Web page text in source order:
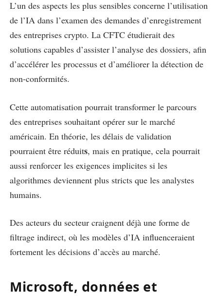
L’un des aspects les plus sensibles concerne l’utilisation
de l’IA dans l’examen des demandes d’enregistrement
des entreprises crypto. La CFTC étudierait des
solutions capables d’assister l’analyse des dossiers, afin
d’accélérer les processus et d’améliorer la détection de
non-conformités.
Cette automatisation pourrait transformer le parcours
des entreprises souhaitant opérer sur le marché
américain. En théorie, les délais de validation
pourraient être réduits, mais en pratique, cela pourrait
aussi renforcer les exigences implicites si les
algorithmes deviennent plus stricts que les analystes
humains.
Des acteurs du secteur craignent déjà une forme de
filtrage indirect, où les modèles d’IA influenceraient
fortement les décisions d’accès au marché.
Microsoft, données et